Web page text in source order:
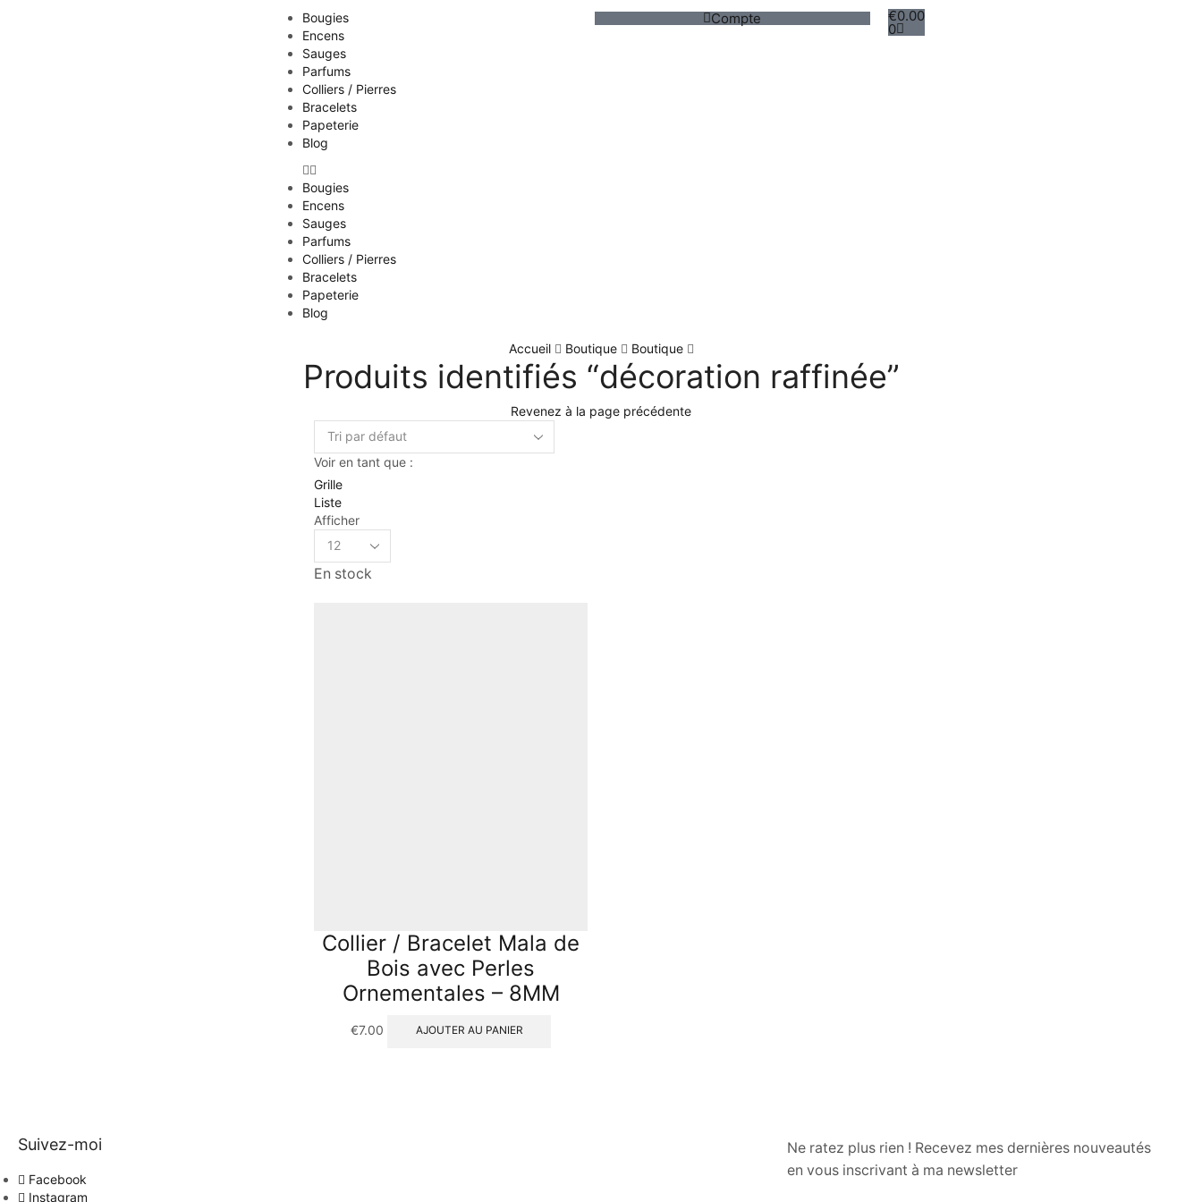
Bougies
Encens
Sauges
Parfums
Colliers / Pierres
Bracelets
Papeterie
Blog
Bougies
Encens
Sauges
Parfums
Colliers / Pierres
Bracelets
Papeterie
Blog
Compte €0.00
0
Accueil Boutique Boutique
Produits identifiés “décoration raffinée”
Revenez à la page précédente
Voir en tant que :
Grille
Liste
Afficher
En stock
Collier / Bracelet Mala de
Bois avec Perles
Ornementales – 8MM
€7.00 AJOUTER AU PANIER
Suivez-moi
Facebook
Instagram
Ne ratez plus rien ! Recevez mes dernières nouveautés
en vous inscrivant à ma newsletter